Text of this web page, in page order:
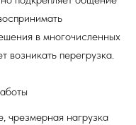
в многочисленных
возникать перегрузка.
чрезмерная нагрузка